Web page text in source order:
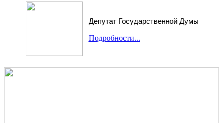
Депутат Государственной Думы
Подробности...